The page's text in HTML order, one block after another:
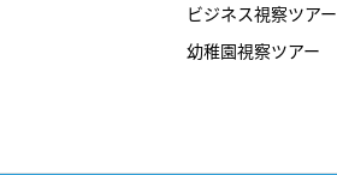
ビジネス視察ツアー
幼稚園視察ツアー